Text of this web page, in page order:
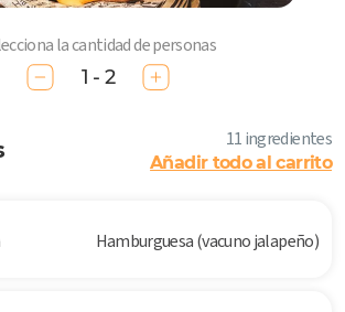
la cantidad de personas
1 - 2
11 ingredientes
Añadir todo al carrito
Hamburguesa (vacuno jalapeño)